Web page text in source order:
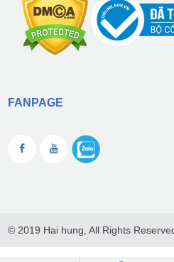
FANPAGE
© 2019 Hai hung, All Rights